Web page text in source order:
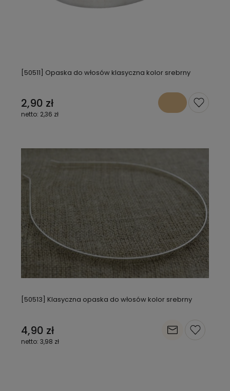
[50511] Opaska do włosów klasyczna kolor srebrny
2,90 zł
2,36 zł
[50513] Klasyczna opaska do włosów kolor srebrny
4,90 zł
3,98 zł